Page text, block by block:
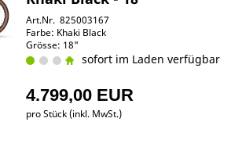
Art.Nr. 825003167
Farbe: Khaki Black
Grösse: 18"
sofort im Laden verfügbar
4.799,00 EUR
pro Stück (inkl. MwSt.)